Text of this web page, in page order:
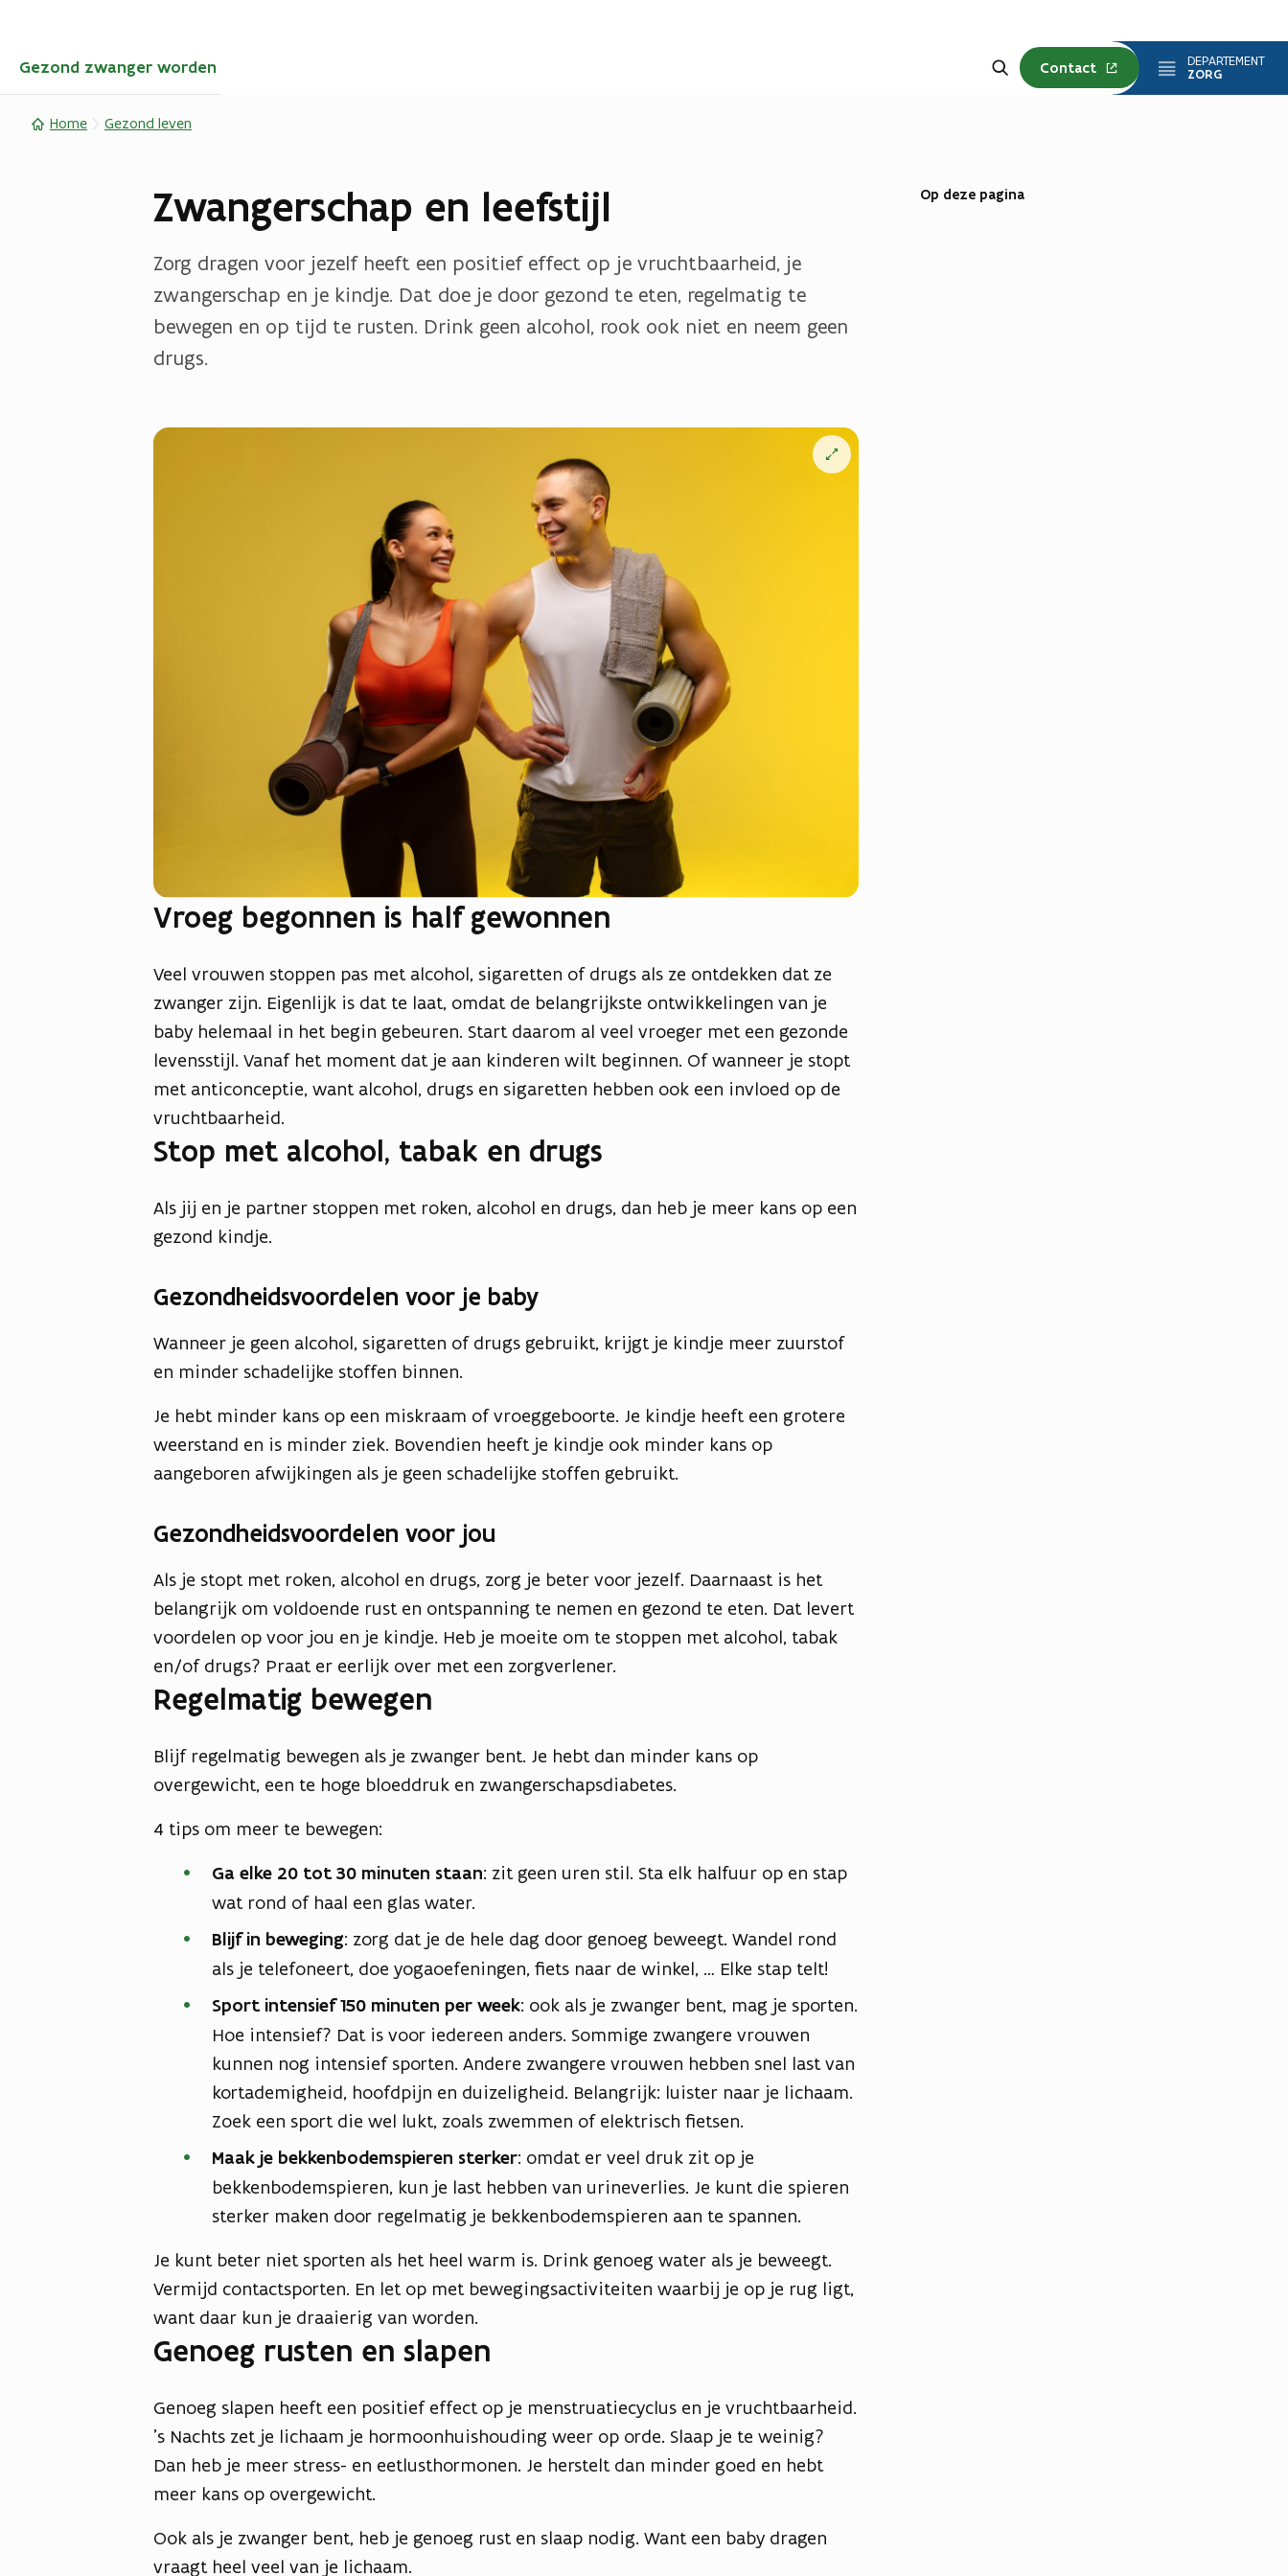
Gezond zwanger worden ZoekenContact
DEPARTEMENT
ZORG
Home Gezond leven
Op deze pagina
Zwangerschap en leefstijl
Zorg dragen voor jezelf heeft een positief effect op je vruchtbaarheid, je
zwangerschap en je kindje. Dat doe je door gezond te eten, regelmatig te
bewegen en op tijd te rusten. Drink geen alcohol, rook ook niet en neem geen
drugs.
Open
vergrote
weergave
Vroeg begonnen is half gewonnen
Veel vrouwen stoppen pas met alcohol, sigaretten of drugs als ze ontdekken dat ze
zwanger zijn. Eigenlijk is dat te laat, omdat de belangrijkste ontwikkelingen van je
baby helemaal in het begin gebeuren. Start daarom al veel vroeger met een gezonde
levensstijl. Vanaf het moment dat je aan kinderen wilt beginnen. Of wanneer je stopt
met anticonceptie, want alcohol, drugs en sigaretten hebben ook een invloed op de
vruchtbaarheid.
Stop met alcohol, tabak en drugs
Als jij en je partner stoppen met roken, alcohol en drugs, dan heb je meer kans op een
gezond kindje.
Gezondheidsvoordelen voor je baby
Wanneer je geen alcohol, sigaretten of drugs gebruikt, krijgt je kindje meer zuurstof
en minder schadelijke stoffen binnen.
Je hebt minder kans op een miskraam of vroeggeboorte. Je kindje heeft een grotere
weerstand en is minder ziek. Bovendien heeft je kindje ook minder kans op
aangeboren afwijkingen als je geen schadelijke stoffen gebruikt.
Gezondheidsvoordelen voor jou
Als je stopt met roken, alcohol en drugs, zorg je beter voor jezelf. Daarnaast is het
belangrijk om voldoende rust en ontspanning te nemen en gezond te eten. Dat levert
voordelen op voor jou en je kindje. Heb je moeite om te stoppen met alcohol, tabak
en/of drugs? Praat er eerlijk over met een zorgverlener.
Regelmatig bewegen
Blijf regelmatig bewegen als je zwanger bent. Je hebt dan minder kans op
overgewicht, een te hoge bloeddruk en zwangerschapsdiabetes.
4 tips om meer te bewegen:
Ga elke 20 tot 30 minuten staan: zit geen uren stil. Sta elk halfuur op en stap
wat rond of haal een glas water.
Blijf in beweging: zorg dat je de hele dag door genoeg beweegt. Wandel rond
als je telefoneert, doe yogaoefeningen, fiets naar de winkel, … Elke stap telt!
Sport intensief 150 minuten per week: ook als je zwanger bent, mag je sporten.
Hoe intensief? Dat is voor iedereen anders. Sommige zwangere vrouwen
kunnen nog intensief sporten. Andere zwangere vrouwen hebben snel last van
kortademigheid, hoofdpijn en duizeligheid. Belangrijk: luister naar je lichaam.
Zoek een sport die wel lukt, zoals zwemmen of elektrisch fietsen.
Maak je bekkenbodemspieren sterker: omdat er veel druk zit op je
bekkenbodemspieren, kun je last hebben van urineverlies. Je kunt die spieren
sterker maken door regelmatig je bekkenbodemspieren aan te spannen.
Je kunt beter niet sporten als het heel warm is. Drink genoeg water als je beweegt.
Vermijd contactsporten. En let op met bewegingsactiviteiten waarbij je op je rug ligt,
want daar kun je draaierig van worden.
Genoeg rusten en slapen
Genoeg slapen heeft een positief effect op je menstruatiecyclus en je vruchtbaarheid.
’s Nachts zet je lichaam je hormoonhuishouding weer op orde. Slaap je te weinig?
Dan heb je meer stress- en eetlusthormonen. Je herstelt dan minder goed en hebt
meer kans op overgewicht.
Ook als je zwanger bent, heb je genoeg rust en slaap nodig. Want een baby dragen
vraagt heel veel van je lichaam.